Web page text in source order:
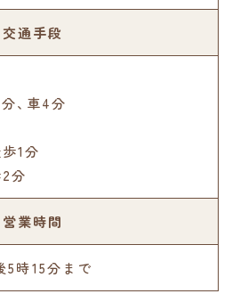
交通手段
､車4分
1分
分
営業時間
5時15分まで